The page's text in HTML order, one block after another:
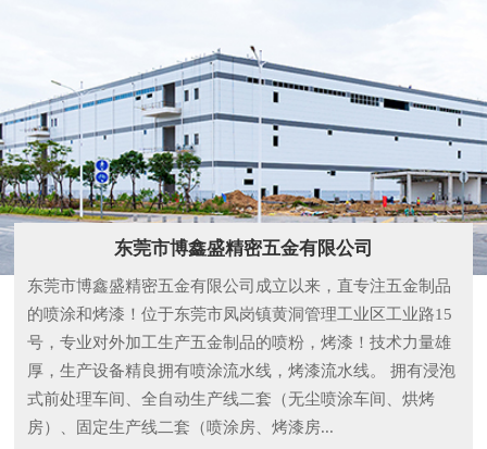
东莞市博鑫盛精密五金有限公司
东莞市博鑫盛精密五金有限公司成立以来，直专注五金制品
的喷涂和烤漆！位于东莞市凤岗镇黄洞管理工业区工业路15
号，专业对外加工生产五金制品的喷粉，烤漆！技术力量雄
厚，生产设备精良拥有喷涂流水线，烤漆流水线。 拥有浸泡
式前处理车间、全自动生产线二套（无尘喷涂车间、烘烤
房）、固定生产线二套（喷涂房、烤漆房...